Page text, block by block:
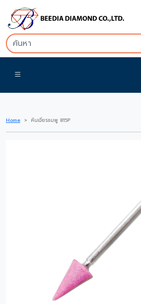
Home หินเจียรชมพู 815P